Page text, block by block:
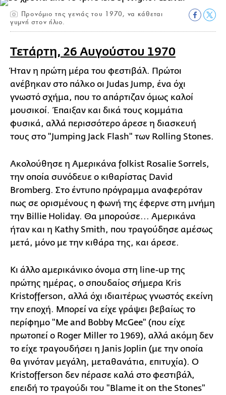
Προνόμιο της γενιάς του 1970, να κάθεται
γυμνή στον ήλιο.
Τετάρτη, 26 Αυγούστου 1970
Ήταν η πρώτη μέρα του φεστιβάλ. Πρώτοι
ανέβηκαν στο πάλκο οι Judas Jump, ένα όχι
γνωστό σχήμα, που το απάρτιζαν όμως καλοί
μουσικοί. Έπαιξαν και δικά τους κομμάτια
φυσικά, αλλά περισσότερο άρεσε η διασκευή
τους στο "Jumping Jack Flash" των Rolling Stones.
Ακολούθησε η Αμερικάνα folkist Rosalie Sorrels,
την οποία συνόδευε ο κιθαρίστας David
Bromberg. Στο έντυπο πρόγραμμα αναφερόταν
πως σε ορισμένους η φωνή της έφερνε στη μνήμη
την Billie Holiday. Θα μπορούσε... Αμερικάνα
ήταν και η Kathy Smith, που τραγούδησε αμέσως
μετά, μόνο με την κιθάρα της, και άρεσε.
Κι άλλο αμερικάνικο όνομα στη line-up της
πρώτης ημέρας, ο σπουδαίος σήμερα Kris
Kristofferson, αλλά όχι ιδιαιτέρως γνωστός εκείνη
την εποχή. Μπορεί να είχε γράψει βεβαίως το
περίφημο "Me and Bobby McGee" (που είχε
πρωτοπεί ο Roger Miller το 1969), αλλά ακόμη δεν
το είχε τραγουδήσει η Janis Joplin (με την οποία
θα γινόταν μεγάλη, μεταθανάτια, επιτυχία). Ο
Kristofferson δεν πέρασε καλά στο φεστιβάλ,
επειδή το τραγούδι του "Blame it on the Stones"